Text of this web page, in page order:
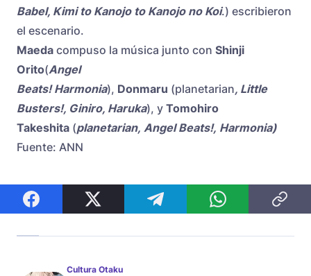
Babel, Kimi to Kanojo to Kanojo no Koi.) escribieron
el escenario.
Maeda compuso la música junto con Shinji
Orito(Angel
Beats! Harmonia), Donmaru (planetarian, Little
Busters!, Giniro, Haruka), y Tomohiro
Takeshita (planetarian, Angel Beats!, Harmonia)
Fuente: ANN
Cultura Otaku